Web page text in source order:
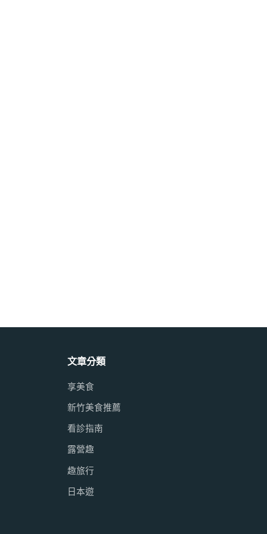
文章分類
享美食
新竹美食推薦
看診指南
露營趣
趣旅行
日本遊